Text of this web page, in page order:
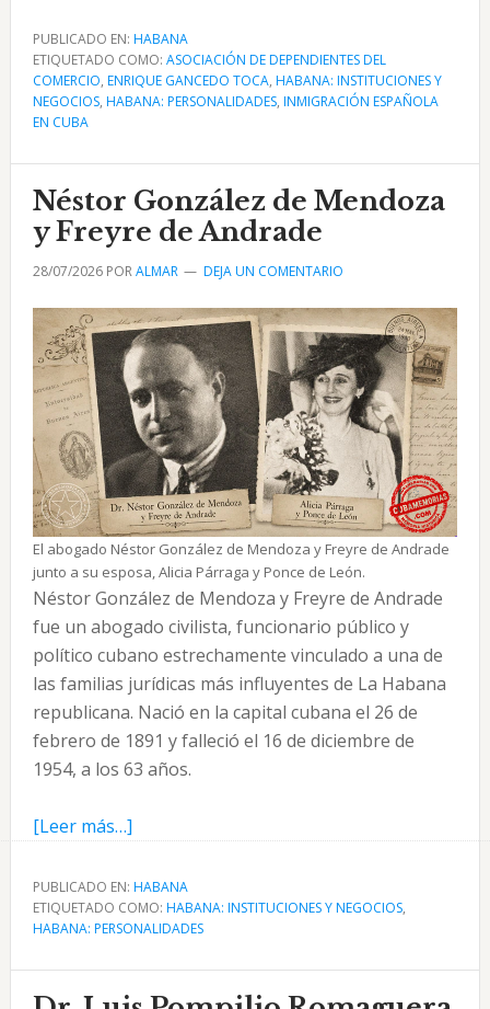
Enrique
Gancedo
Toca:
Cuba
PUBLICADO EN: HABANA
ETIQUETADO COMO: ASOCIACIÓN DE DEPENDIENTES DEL
COMERCIO, ENRIQUE GANCEDO TOCA, HABANA: INSTITUCIONES Y
NEGOCIOS, HABANA: PERSONALIDADES, INMIGRACIÓN ESPAÑOLA
EN CUBA
Néstor González de Mendoza
y Freyre de Andrade
28/07/2026PORALMAR DEJA UN COMENTARIO
El abogado Néstor González de Mendoza y Freyre de Andrade
junto a su esposa, Alicia Párraga y Ponce de León.
Néstor González de Mendoza y Freyre de Andrade
fue un abogado civilista, funcionario público y
político cubano estrechamente vinculado a una de
las familias jurídicas más influyentes de La Habana
republicana. Nació en la capital cubana el 26 de
febrero de 1891 y falleció el 16 de diciembre de
1954, a los 63 años.
[Leer más…]acerca
Néstor
González
de
Mendoza
PUBLICADO EN: HABANA
ETIQUETADO COMO: HABANA: INSTITUCIONES Y NEGOCIOS,
HABANA: PERSONALIDADES